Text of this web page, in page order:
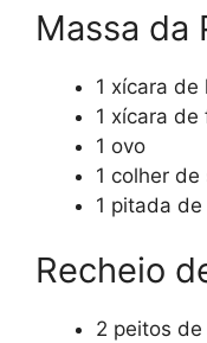
Massa da
1 xícara de
1 xícara
1 ovo
1 colher
1 pitada de
Recheio
2 peitos